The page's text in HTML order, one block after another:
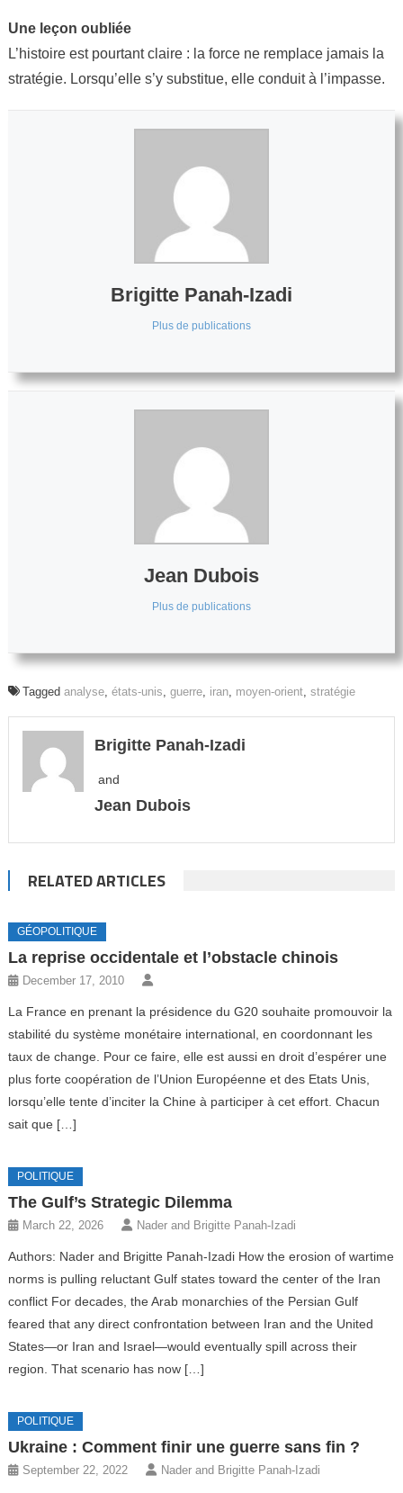
Une leçon oubliée
L’histoire est pourtant claire : la force ne remplace jamais la
stratégie. Lorsqu’elle s’y substitue, elle conduit à l’impasse.
Brigitte Panah-Izadi
Plus de publications
Jean Dubois
Plus de publications
Tagged analyse, états-unis, guerre, iran, moyen-orient, stratégie
Brigitte Panah-Izadi
and
Jean Dubois
RELATED ARTICLES
GÉOPOLITIQUE
La reprise occidentale et l’obstacle chinois
December 17, 2010
La France en prenant la présidence du G20 souhaite promouvoir la
stabilité du système monétaire international, en coordonnant les
taux de change. Pour ce faire, elle est aussi en droit d’espérer une
plus forte coopération de l’Union Européenne et des Etats Unis,
lorsqu’elle tente d’inciter la Chine à participer à cet effort. Chacun
sait que […]
POLITIQUE
The Gulf’s Strategic Dilemma
March 22, 2026 Nader and Brigitte Panah-Izadi
Authors: Nader and Brigitte Panah-Izadi How the erosion of wartime
norms is pulling reluctant Gulf states toward the center of the Iran
conflict For decades, the Arab monarchies of the Persian Gulf
feared that any direct confrontation between Iran and the United
States—or Iran and Israel—would eventually spill across their
region. That scenario has now […]
POLITIQUE
Ukraine : Comment finir une guerre sans fin ?
September 22, 2022 Nader and Brigitte Panah-Izadi